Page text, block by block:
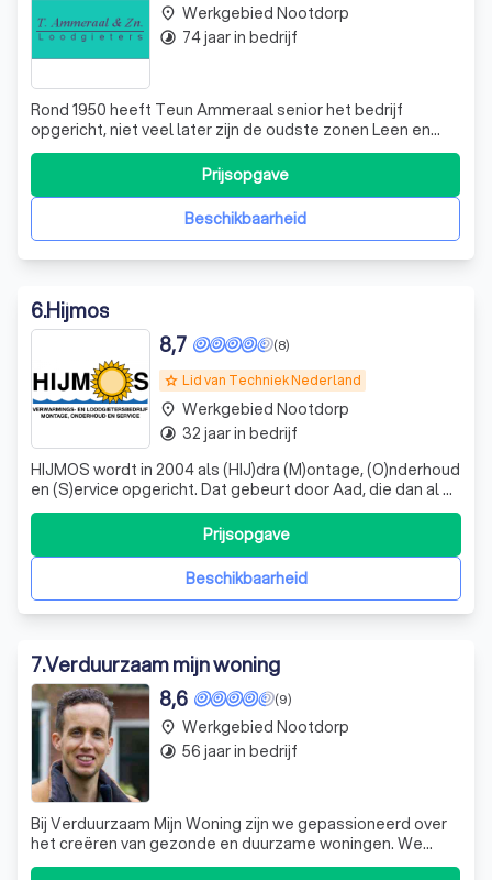
Rond 1950 heeft Teun Ammeraal senior het bedrijf
opgericht, niet veel later zijn de oudste zonen Leen en
Gerrit in het bedrijf gekomen. Enkele jaren daarna kwam
ook Teun jr in het bedrijf te werken. De werkzaamheden
van Leen en Gerrit waren vooral dakbedekkingen en
zinkwerken. Teun nam voornamelijk
Beschikbaarheid
Prijsopgave
place Werkgebied Nootdorp
timelapse 74 jaar in bedrijf
6.Hijmos
grade Lid van Techniek Nederland
(8)
8,7
HIJMOS wordt in 2004 als (HIJ)dra (M)ontage, (O)nderhoud
en (S)ervice opgericht. Dat gebeurt door Aad, die dan al 35
jaar ervaring op zijn naam heeft staan. Zoon Marcel neemt
het bedrijf na enkele jaren dienstverband begin 2013 over.
Wij maken het verschil. Bij HIJMOS moet alles kloppen: wij
Beschikbaarheid
Prijsopgave
place Werkgebied Nootdorp
timelapse 32 jaar in bedrijf
7.Verduurzaam mijn woning
(9)
8,6
Bij Verduurzaam Mijn Woning zijn we gepassioneerd over
het creëren van gezonde en duurzame woningen. We
begrijpen dat het verduurzamen van een woning niet
place Werkgebied Nootdorp
timelapse 56 jaar in bedrijf